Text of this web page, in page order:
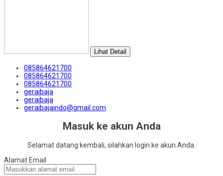
Lihat Detail
085864621700
085864621700
085864621700
geraibaja
geraibaja
geraibajaindo@gmail.com
Masuk ke akun Anda
Selamat datang kembali, silahkan login ke akun Anda.
Alamat Email